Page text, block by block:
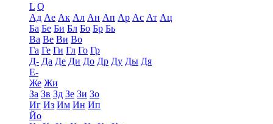
L Q
Ад Ае Ак Ал Ан Ап Ар Ас Ат Ац
Ба Бе Би Бл Бо Бр Бь
Ва Ве Ви Во
Га Ге Ги Гл Го Гр
Д- Да Де Ди До Др Ду Ды Дя
Е-
Же Жи
За Зв Зд Зе Зи Зо
Иг Из Им Ин Ип
Йо